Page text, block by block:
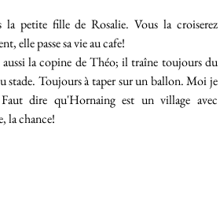
la petite fille de Rosalie. Vous la croiserez
elle passe sa vie au cafe!
aussi la copine de Théo; il traîne toujours du
stade. Toujours à taper sur un ballon. Moi je
dire qu'Hornaing est un village avec
la chance!